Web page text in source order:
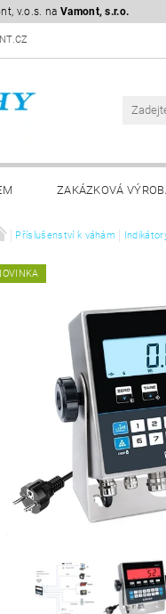
v.o.s. na Vamont, s.r.o.
ZAKÁZKOVÁ
REKLAMAČNÍ ŘÁD
Příslušenství k váhám